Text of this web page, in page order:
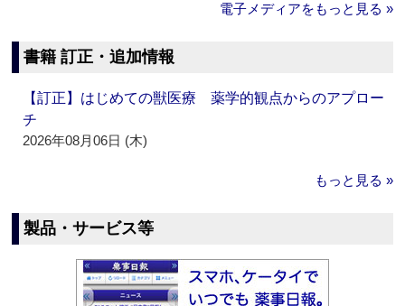
電子メディアをもっと見る »
書籍 訂正・追加情報
【訂正】はじめての獣医療 薬学的観点からのアプロー
チ
2026年08月06日 (木)
もっと見る »
製品・サービス等